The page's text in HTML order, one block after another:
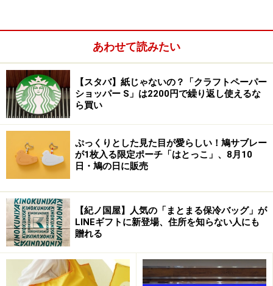
ル・クルーゼ(Le Creuset) ボトル 水筒 大容量 1000ml
シェルピンク ステンレス 真空断熱 保温 保冷 広口 洗
いやすい お手入れ簡単 On the Go 持ち運び 便利
あわせて読みたい
【スタバ】紙じゃないの？「クラフトペーパー
ショッパー S」は2200円で繰り返し使えるな
ら買い
ぷっくりとした見た目が愛らしい！鳩サブレー
が1枚入る限定ポーチ「はとっこ」、8月10
日・鳩の日に販売
【紀ノ国屋】人気の「まとまる保冷バッグ」が
LINEギフトに新登場、住所を知らない人にも
贈れる